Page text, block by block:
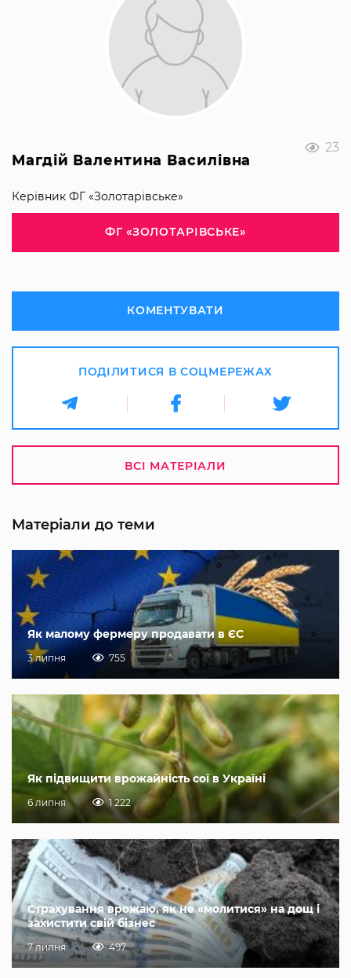
23
Магдій Валентина Василівна
Керівник ФГ «Золотарівське»
ФГ «ЗОЛОТАРІВСЬКЕ»
КОМЕНТУВАТИ
ПОДІЛИТИСЯ В СОЦМЕРЕЖАХ
ВСІ МАТЕРІАЛИ
Матеріали до теми
Як малому фермеру продавати в ЄС
3 липня 755
Як підвищити врожайність сої в Україні
6 липня 1 222
Страхування врожаю, як не «молитися» на дощ і
захистити свій бізнес
7 липня 497